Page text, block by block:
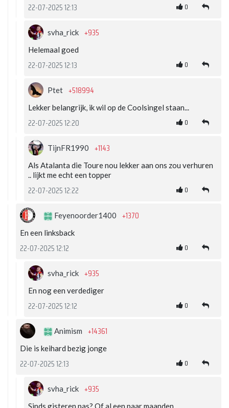
22-07-2025 12:13 0
svha_rick +935
Helemaal goed
22-07-2025 12:13 0
Ptet +518994
Lekker belangrijk, ik wil op de Coolsingel staan...
22-07-2025 12:20 0
TijnFR1990 +1143
Als Atalanta die Toure nou lekker aan ons zou verhuren
.. lijkt me echt een topper
22-07-2025 12:22 0
Feyenoorder1400 +1370
En een linksback
22-07-2025 12:12 0
svha_rick +935
En nog een verdediger
22-07-2025 12:12 0
Animism +14361
Die is keihard bezig jonge
22-07-2025 12:13 0
svha_rick +935
Sinds gisteren pas? Of al een paar maanden